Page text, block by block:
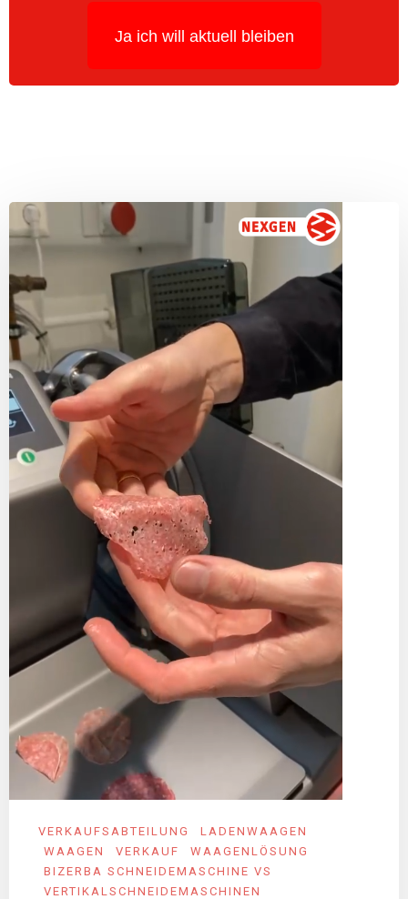
Ja ich will aktuell bleiben
VERKAUFSABTEILUNG
LADENWAAGEN
WAAGEN
VERKAUF
WAAGENLÖSUNG
BIZERBA SCHNEIDEMASCHINE VS
VERTIKAL­SCHNEIDEMASCHINEN